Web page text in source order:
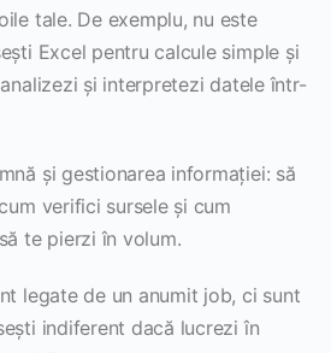
tale. De exemplu, nu este
Excel pentru calcule simple și
și interpretezi datele într-
și gestionarea informației: să
verifici sursele și cum
te pierzi în volum.
legate de un anumit job, ci sunt
indiferent dacă lucrezi în